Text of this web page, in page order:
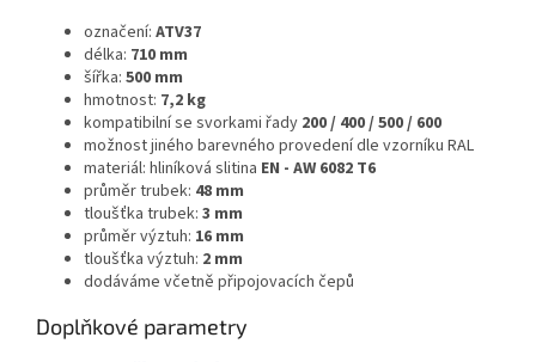
označení: ATV37
délka: 710 mm
šířka: 500 mm
hmotnost: 7,2 kg
kompatibilní se svorkami řady 200 / 400 / 500 / 600
možnost jiného barevného provedení dle vzorníku RAL
materiál: hliníková slitina EN - AW 6082 T6
průměr trubek: 48 mm
tloušťka trubek: 3 mm
průměr výztuh: 16 mm
tloušťka výztuh: 2 mm
dodáváme včetně připojovacích čepů
Doplňkové parametry